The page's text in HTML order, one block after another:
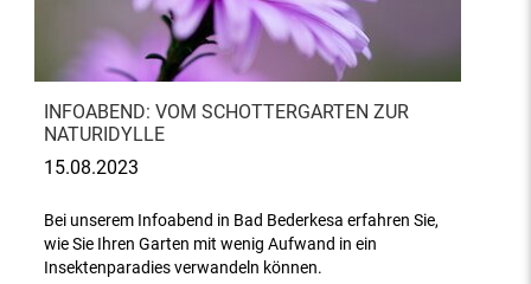
INFOABEND: VOM SCHOTTERGARTEN ZUR
NATURIDYLLE
15.08.2023
Bei unserem Infoabend in Bad Bederkesa erfahren Sie,
wie Sie Ihren Garten mit wenig Aufwand in ein
Insektenparadies verwandeln können.